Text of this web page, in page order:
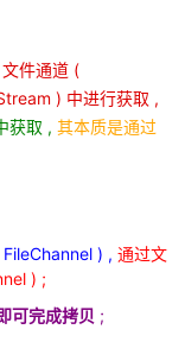
文件通道 (
) 中进行获取 ,
获取 , 其本质是通过
) , 通过文
) ;
可完成拷贝 ;